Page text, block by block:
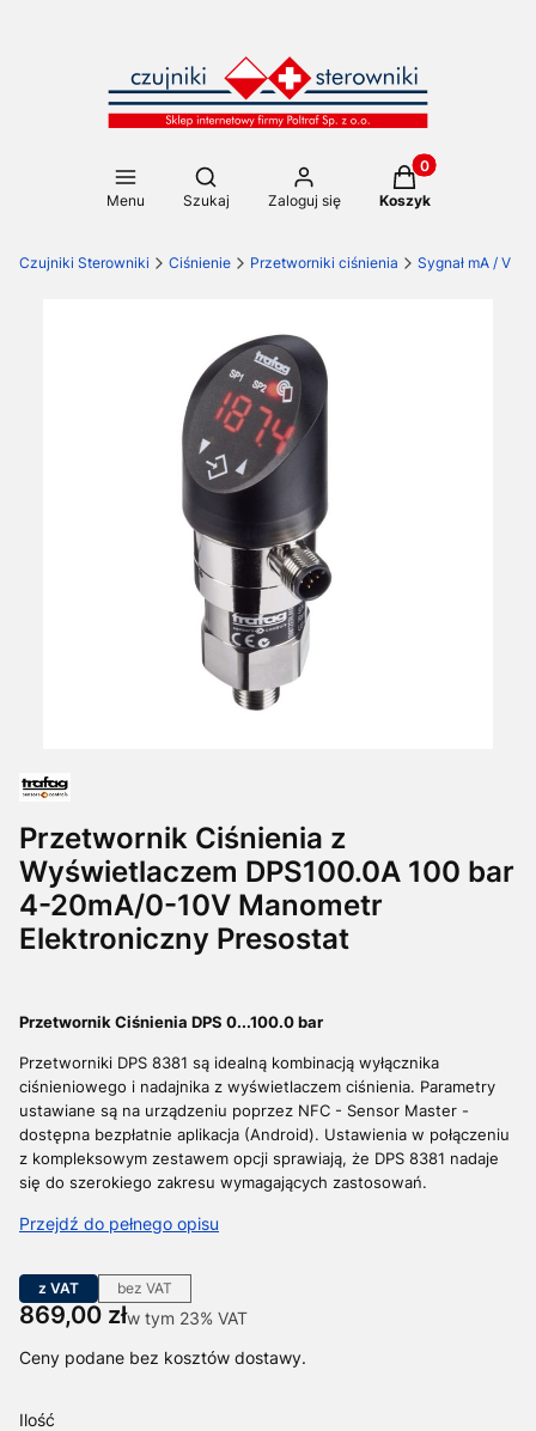
Menu
Otwórz wyszukiwarkę
Szukaj Zaloguj się
Produkty w
Koszyk
Czujniki Sterowniki Ciśnienie Przetworniki ciśnienia Sygnał mA / V
Przetwornik Ciśnienia z
Wyświetlaczem DPS100.0A 100 bar
4-20mA/0-10V Manometr
Elektroniczny Presostat
Przetwornik Ciśnienia DPS 0...100.0 bar
Przetworniki DPS 8381 są idealną kombinacją wyłącznika
ciśnieniowego i nadajnika z wyświetlaczem ciśnienia. Parametry
ustawiane są na urządzeniu poprzez NFC - Sensor Master -
dostępna bezpłatnie aplikacja (Android). Ustawienia w połączeniu
z kompleksowym zestawem opcji sprawiają, że DPS 8381 nadaje
się do szerokiego zakresu wymagających zastosowań.
Przejdź do pełnego opisu
z VAT bez VAT
Cena
869,00 złw tym 23% VAT
w tym 23% VAT
Ceny podane bez kosztów dostawy.
Ilość